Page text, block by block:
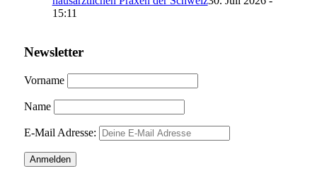
15:11
Newsletter
Vorname
Name
E-Mail Adresse: